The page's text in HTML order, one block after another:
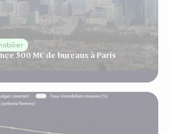
500 M€ de bureaux à Paris